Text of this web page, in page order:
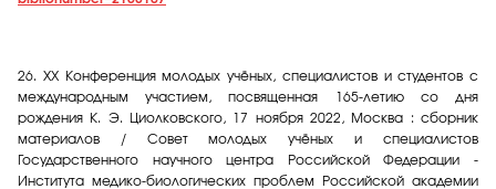
26. XX Конференция молодых учёных, специалистов и студентов с
международным участием, посвященная 165-летию со дня
рождения К. Э. Циолковского, 17 ноября 2022, Москва : сборник
материалов / Совет молодых учёных и специалистов
Государственного научного центра Российской Федерации -
Института медико-биологических проблем Российской академии